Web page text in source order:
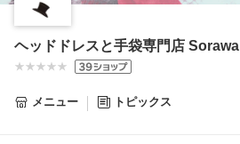
ヘッドドレスと手袋専門店 Sorawa
メニュー トピックス